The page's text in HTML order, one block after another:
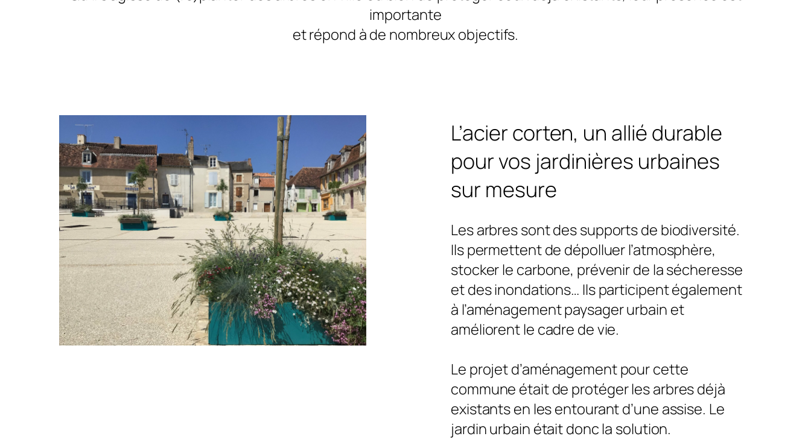
importante
et répond à de nombreux objectifs.
L’acier corten, un allié durable
pour vos jardinières urbaines
sur mesure
Les arbres sont des supports de biodiversité.
Ils permettent de dépolluer l’atmosphère,
stocker le carbone, prévenir de la sécheresse
et des inondations… Ils participent également
à l’aménagement paysager urbain et
améliorent le cadre de vie.
Le projet d’aménagement pour cette
commune était de protéger les arbres déjà
existants en les entourant d’une assise. Le
jardin urbain était donc la solution.